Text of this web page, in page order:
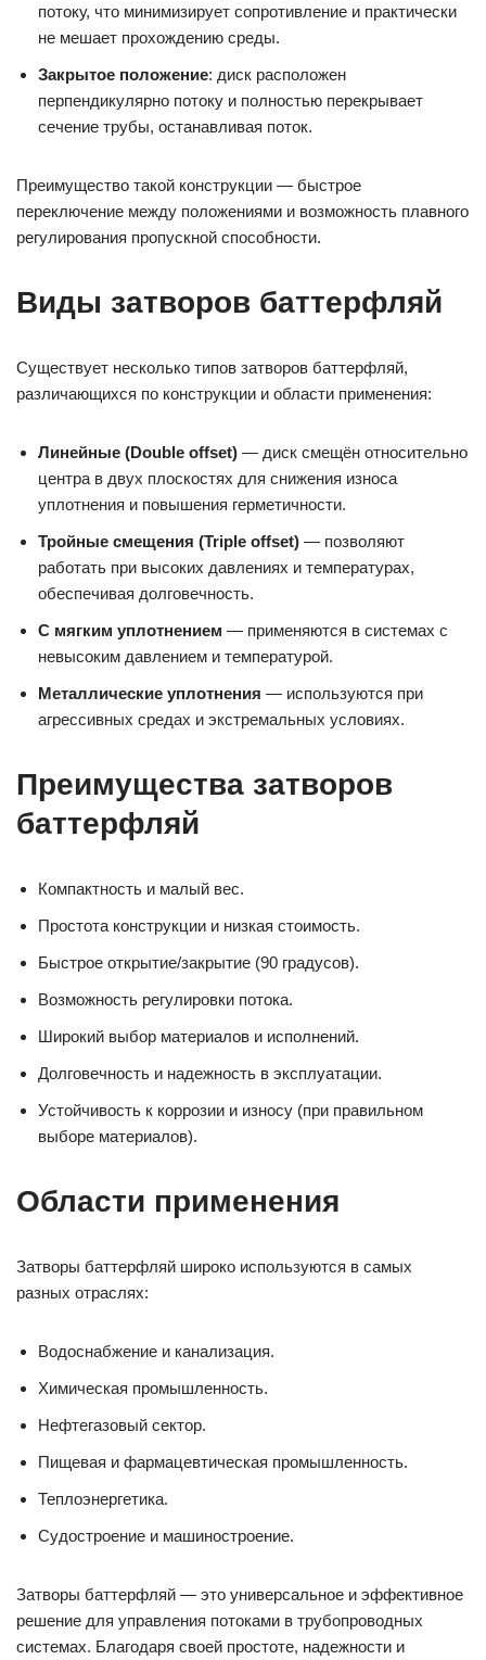
потоку, что минимизирует сопротивление и практически
не мешает прохождению среды.
Закрытое положение: диск расположен
перпендикулярно потоку и полностью перекрывает
сечение трубы, останавливая поток.
Преимущество такой конструкции — быстрое
переключение между положениями и возможность плавного
регулирования пропускной способности.
Виды затворов баттерфляй
Существует несколько типов затворов баттерфляй,
различающихся по конструкции и области применения:
Линейные (Double offset) — диск смещён относительно
центра в двух плоскостях для снижения износа
уплотнения и повышения герметичности.
Тройные смещения (Triple offset) — позволяют
работать при высоких давлениях и температурах,
обеспечивая долговечность.
С мягким уплотнением — применяются в системах с
невысоким давлением и температурой.
Металлические уплотнения — используются при
агрессивных средах и экстремальных условиях.
Преимущества затворов
баттерфляй
Компактность и малый вес.
Простота конструкции и низкая стоимость.
Быстрое открытие/закрытие (90 градусов).
Возможность регулировки потока.
Широкий выбор материалов и исполнений.
Долговечность и надежность в эксплуатации.
Устойчивость к коррозии и износу (при правильном
выборе материалов).
Области применения
Затворы баттерфляй широко используются в самых
разных отраслях:
Водоснабжение и канализация.
Химическая промышленность.
Нефтегазовый сектор.
Пищевая и фармацевтическая промышленность.
Теплоэнергетика.
Судостроение и машиностроение.
Затворы баттерфляй — это универсальное и эффективное
решение для управления потоками в трубопроводных
системах. Благодаря своей простоте, надежности и